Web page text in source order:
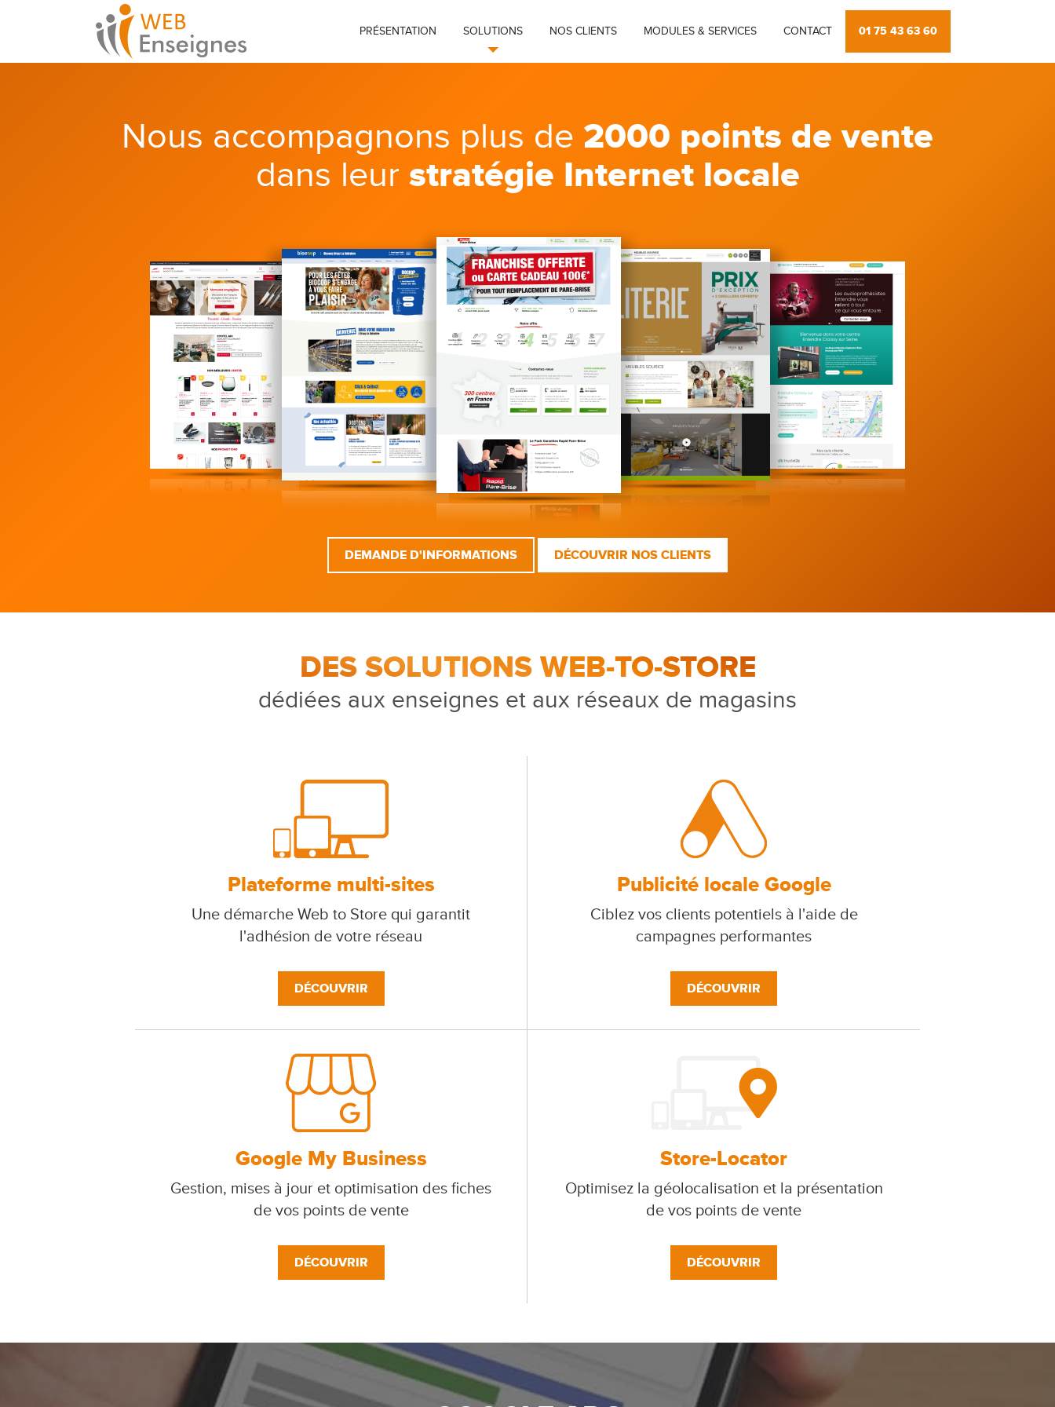
PRÉSENTATION SOLUTIONS NOS CLIENTS MODULES & SERVICES CONTACT 01 75 43 63 60
Nous accompagnons plus de 2000 points de vente
dans leur stratégie Internet locale
DEMANDE D'INFORMATIONS DÉCOUVRIR NOS CLIENTS
DES SOLUTIONS WEB-TO-STORE
dédiées aux enseignes et aux réseaux de magasins
Plateforme multi-sites
Une démarche Web to Store qui garantit
l'adhésion de votre réseau
DÉCOUVRIR
Publicité locale Google
Ciblez vos clients potentiels à l'aide de
campagnes performantes
DÉCOUVRIR
Google My Business
Gestion, mises à jour et optimisation des fiches
de vos points de vente
DÉCOUVRIR
Store-Locator
Optimisez la géolocalisation et la présentation
de vos points de vente
DÉCOUVRIR